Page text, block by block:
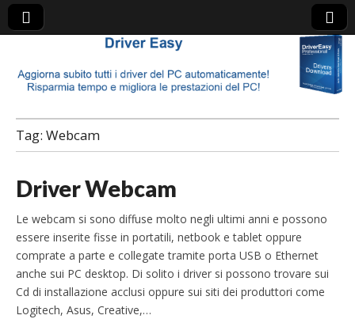
Driver Detective
Tag: Webcam
Driver Webcam
Le webcam si sono diffuse molto negli ultimi anni e possono
essere inserite fisse in portatili, netbook e tablet oppure
comprate a parte e collegate tramite porta USB o Ethernet
anche sui PC desktop. Di solito i driver si possono trovare sui
Cd di installazione acclusi oppure sui siti dei produttori come
Logitech, Asus, Creative,…